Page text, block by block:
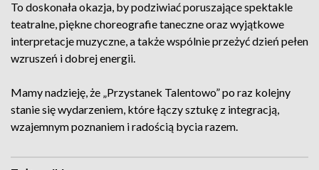
To doskonała okazja, by podziwiać poruszające spektakle
teatralne, piękne choreografie taneczne oraz wyjątkowe
interpretacje muzyczne, a także wspólnie przeżyć dzień pełen
wzruszeń i dobrej energii.
Mamy nadzieję, że „Przystanek Talentowo” po raz kolejny
stanie się wydarzeniem, które łączy sztukę z integracją,
wzajemnym poznaniem i radością bycia razem.